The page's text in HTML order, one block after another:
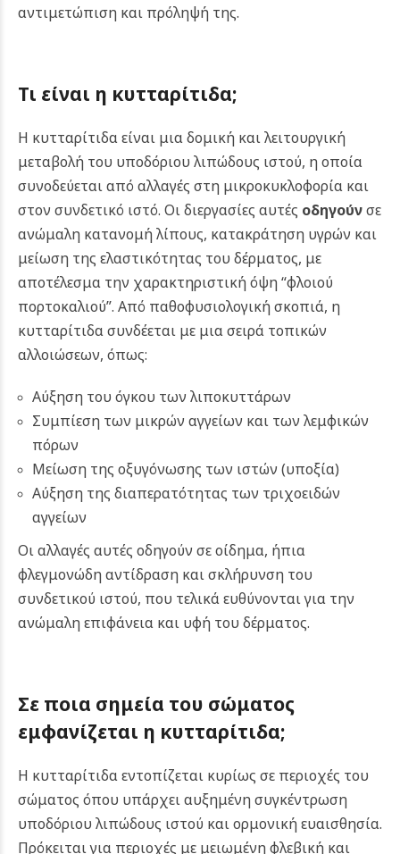
αντιμετώπιση και πρόληψή της.
Τι είναι η κυτταρίτιδα;
Η κυτταρίτιδα είναι μια δομική και λειτουργική
μεταβολή του υποδόριου λιπώδους ιστού, η οποία
συνοδεύεται από αλλαγές στη μικροκυκλοφορία και
στον συνδετικό ιστό. Οι διεργασίες αυτές οδηγούνσε
ανώμαλη κατανομή λίπους, κατακράτηση υγρών και
μείωση της ελαστικότητας του δέρματος, με
αποτέλεσμα την χαρακτηριστική όψη “φλοιού
πορτοκαλιού”. Από παθοφυσιολογική σκοπιά, η
κυτταρίτιδα συνδέεται με μια σειρά τοπικών
αλλοιώσεων, όπως:
Αύξηση του όγκου των λιποκυττάρων
Συμπίεση των μικρών αγγείων και των λεμφικών
πόρων
Μείωση της οξυγόνωσης των ιστών (υποξία)
Αύξηση της διαπερατότητας των τριχοειδών
αγγείων
Οι αλλαγές αυτές οδηγούν σε οίδημα, ήπια
φλεγμονώδη αντίδραση και σκλήρυνση του
συνδετικού ιστού, που τελικά ευθύνονται για την
ανώμαλη επιφάνεια και υφή του δέρματος.
Σε ποια σημεία του σώματος
εμφανίζεται η κυτταρίτιδα;
Η κυτταρίτιδα εντοπίζεται κυρίως σε περιοχές του
σώματος όπου υπάρχει αυξημένη συγκέντρωση
υποδόριου λιπώδους ιστού και ορμονική ευαισθησία.
Πρόκειται για περιοχές με μειωμένη φλεβική και